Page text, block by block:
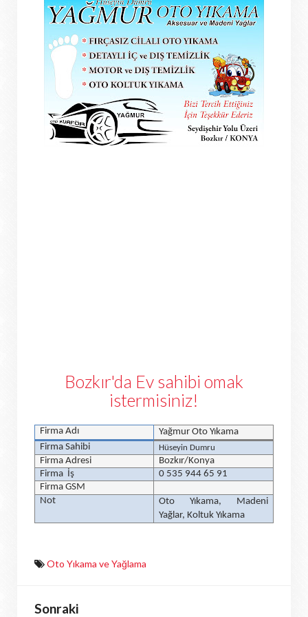
Bozkır'da Ev sahibi omak
istermisiniz!
Firma Adı
Yağmur Oto Yıkama
Firma Sahibi
Hüseyin Dumru
Firma Adresi
Bozkır/Konya
Firma İş
0 535 944 65 91
Firma GSM
Not
Oto Yıkama, Madeni
Yağlar, Koltuk Yıkama
Oto Yıkama ve Yağlama
Sonraki